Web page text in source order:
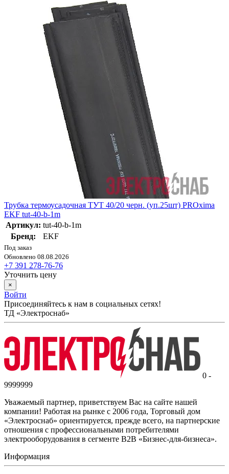
Трубка термоусадочная ТУТ 40/20 черн. (уп.25шт) PROxima
EKF tut-40-b-1m
Артикул: tut-40-b-1m
Бренд:
EKF
Под заказ
Обновлено 08.08.2026
+7 391 278-76-76
Уточнить цену
×
Войти
Присоединяйтесь к нам в социальных сетях!
ТД «Электроснаб»
0 -
9999999
Уважаемый партнер, приветствуем Вас на сайте нашей
компании! Работая на рынке с 2006 года, Торговый дом
«Электроснаб» ориентируется, прежде всего, на партнерские
отношения с профессиональными потребителями
электрооборудования в сегменте B2B «Бизнес-для-бизнеса».
Информация